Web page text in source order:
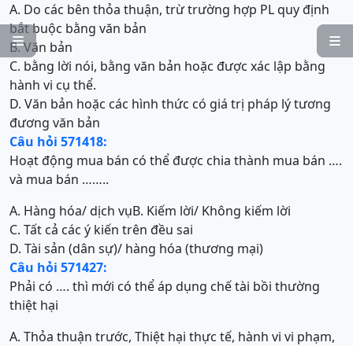


A. Do các bên thỏa thuận, trừ trường hợp PL quy định
bắt buộc bằng văn bản
B. Văn bản
C. bằng lời nói, bằng văn bản hoặc được xác lập bằng
hành vi cụ thể.
D. Văn bản hoặc các hình thức có giá trị pháp lý tương
đương văn bản
Câu hỏi 571418:
Hoạt động mua bán có thể được chia thành mua bán ….
và mua bán ……..
A. Hàng hóa/ dịch vụB. Kiếm lời/ Không kiếm lời
C. Tất cả các ý kiến trên đều sai
D. Tài sản (dân sự)/ hàng hóa (thương mại)
Câu hỏi 571427:
Phải có …. thì mới có thể áp dụng chế tài bồi thường
thiệt hại
A. Thỏa thuận trước, Thiệt hại thực tế, hành vi vi phạm,